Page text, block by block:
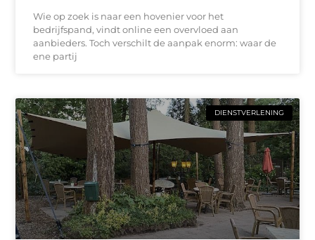
Wie op zoek is naar een hovenier voor het
bedrijfspand, vindt online een overvloed aan
aanbieders. Toch verschilt de aanpak enorm: waar de
ene partij
DIENSTVERLENING